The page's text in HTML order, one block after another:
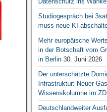
Studiogespräch bei
muss neue KI
Mehr europäische
in der Botschaft vom
in Berlin 30. Juni 2026
Der unterschätzte
Infrastruktur: Neuer
Wissenskolumne im
Deutschlandweiter